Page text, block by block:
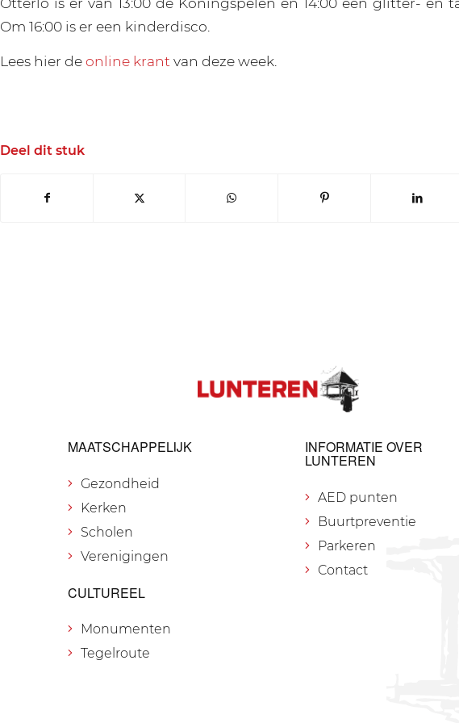
Om 16:00 is er een kinderdisco.
Lees hier deonline krant van deze week.
Deel dit stuk
MAATSCHAPPELIJK
Gezondheid
Kerken
Scholen
Verenigingen
CULTUREEL
Monumenten
Tegelroute
INFORMATIE OVER
LUNTEREN
AED punten
Buurtpreventie
Parkeren
Contact